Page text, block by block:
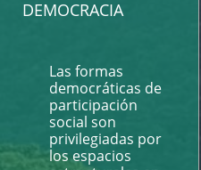
DEMOCRACIA
Las formas
democráticas de
participación
social son
privilegiadas por
los espacios